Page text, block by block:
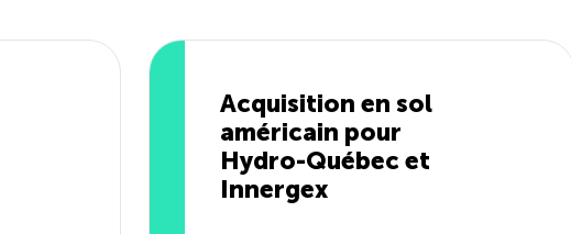
Acquisition en sol
américain pour
Hydro-Québec et
Innergex